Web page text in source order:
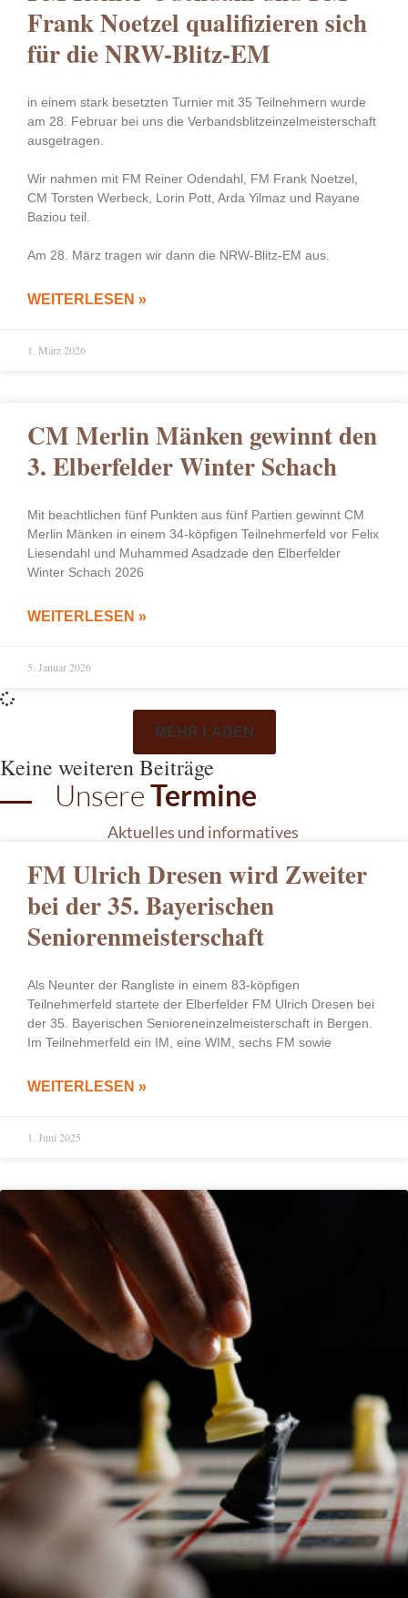
Frank Noetzel qualifizieren sich
für die NRW-Blitz-EM
in einem stark besetzten Turnier mit 35 Teilnehmern wurde
am 28. Februar bei uns die Verbandsblitzeinzelmeisterschaft
ausgetragen.
Wir nahmen mit FM Reiner Odendahl, FM Frank Noetzel,
CM Torsten Werbeck, Lorin Pott, Arda Yilmaz und Rayane
Baziou teil.
Am 28. März tragen wir dann die NRW-Blitz-EM aus.
WEITERLESEN »
1. März 2026
CM Merlin Mänken gewinnt den
3. Elberfelder Winter Schach
Mit beachtlichen fünf Punkten aus fünf Partien gewinnt CM
Merlin Mänken in einem 34-köpfigen Teilnehmerfeld vor Felix
Liesendahl und Muhammed Asadzade den Elberfelder
Winter Schach 2026
WEITERLESEN »
5. Januar 2026
MEHR LADEN
Keine weiteren Beiträge
UnsereTermine
Aktuelles und informatives
FM Ulrich Dresen wird Zweiter
bei der 35. Bayerischen
Seniorenmeisterschaft
Als Neunter der Rangliste in einem 83-köpfigen
Teilnehmerfeld startete der Elberfelder FM Ulrich Dresen bei
der 35. Bayerischen Senioreneinzelmeisterschaft in Bergen.
Im Teilnehmerfeld ein IM, eine WIM, sechs FM sowie
WEITERLESEN »
1. Juni 2025